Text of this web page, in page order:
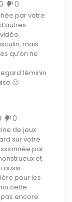
0
par votre
mais
qu’on ne
féminin
🙂
0
de jeux
sur votre
par
et
aussi
pour les
cette
pas encore